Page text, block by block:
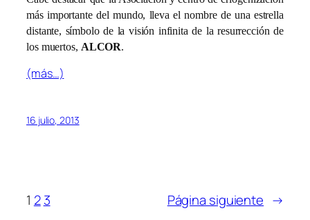
más importante del mundo, lleva el nombre de una estrella
distante, símbolo de la visión infinita de la resurrección de
los muertos, ALCOR.
(más…)
16 julio, 2013
1 2 3 Página siguiente →